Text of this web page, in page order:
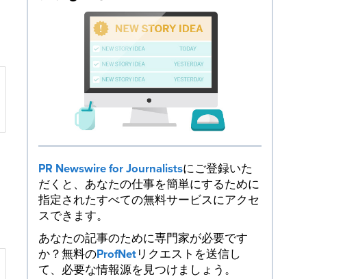
PR Newswire for Journalistsにご登録いた
だくと、あなたの仕事を簡単にするために
指定されたすべての無料サービスにアクセ
スできます。
あなたの記事のために専門家が必要です
か？無料のProfNetリクエストを送信し
て、必要な情報源を見つけましょう。